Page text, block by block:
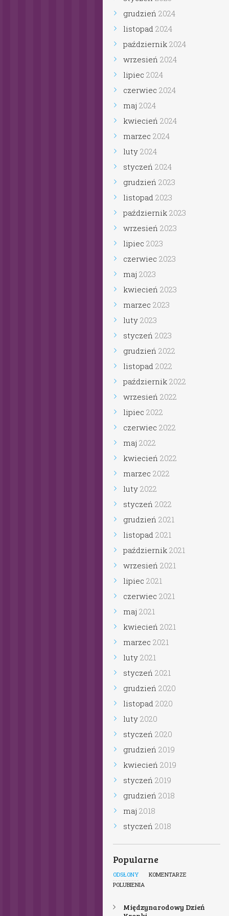
grudzień 2024
listopad 2024
październik 2024
wrzesień 2024
lipiec 2024
czerwiec 2024
maj 2024
kwiecień 2024
marzec 2024
luty 2024
styczeń 2024
grudzień 2023
listopad 2023
październik 2023
wrzesień 2023
lipiec 2023
czerwiec 2023
maj 2023
kwiecień 2023
marzec 2023
luty 2023
styczeń 2023
grudzień 2022
listopad 2022
październik 2022
wrzesień 2022
lipiec 2022
czerwiec 2022
maj 2022
kwiecień 2022
marzec 2022
luty 2022
styczeń 2022
grudzień 2021
listopad 2021
październik 2021
wrzesień 2021
lipiec 2021
czerwiec 2021
maj 2021
kwiecień 2021
marzec 2021
luty 2021
styczeń 2021
grudzień 2020
listopad 2020
luty 2020
styczeń 2020
grudzień 2019
kwiecień 2019
styczeń 2019
grudzień 2018
maj 2018
styczeń 2018
Popularne
ODSŁONY
KOMENTARZE
POLUBIENIA
Międzynarodowy Dzień